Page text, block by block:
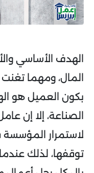
الهدف الأساسي
المال، ومهما تغنت
بكون العميل هو
الصناعة، إلا إن
لاستمرار
توقفها، لذلك